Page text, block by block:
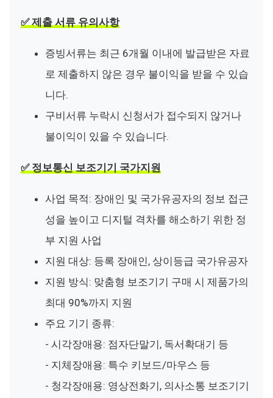
✅ 제출 서류 유의사항
증빙서류는 최근 6개월 이내에 발급받은 자료
로 제출하지 않은 경우 불이익을 받을 수 있습
니다.
구비서류 누락시 신청서가 접수되지 않거나
불이익이 있을 수 있습니다.
✅ 정보통신 보조기기 국가지원
사업 목적: 장애인 및 국가유공자의 정보 접근
성을 높이고 디지털 격차를 해소하기 위한 정
부 지원 사업
지원 대상: 등록 장애인, 상이등급 국가유공자
지원 방식: 맞춤형 보조기기 구매 시 제품가의
최대 90%까지 지원
주요 기기 종류:
- 시각장애용: 점자단말기, 독서확대기 등
- 지체장애용: 특수 키보드/마우스 등
- 청각장애용: 영상전화기, 의사소통 보조기기